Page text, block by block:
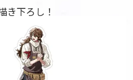
き下ろし！